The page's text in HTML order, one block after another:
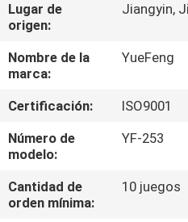
VISITA
A
LA
FÁBRICA
CONTROL
DE
Lugar de
origen:
Jiangyin,
Nombre de la
marca:
YueFeng
Certificación:
ISO9001
Número de
modelo:
YF-253
Cantidad de
orden mínima:
10 juegos